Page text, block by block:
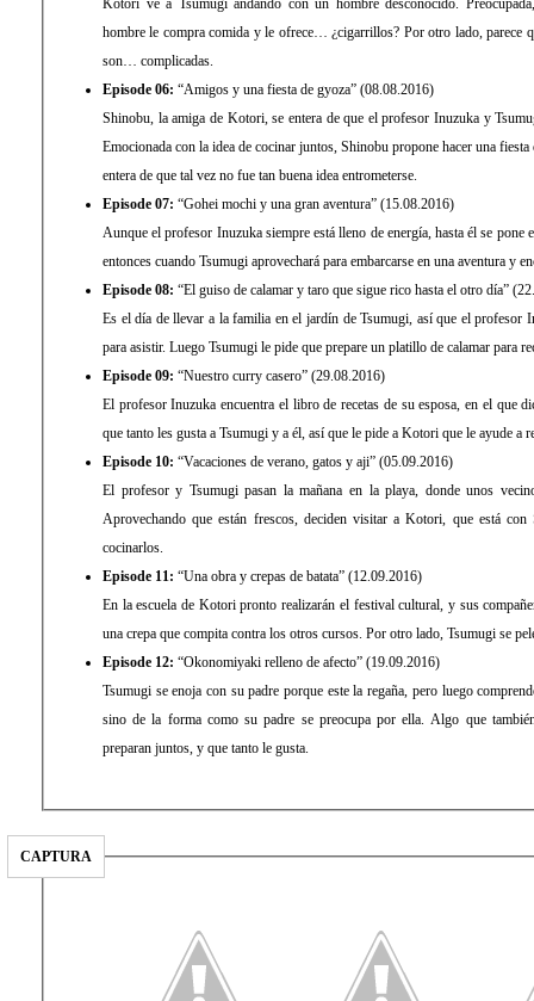
Kotori ve a Tsumugi andando con un hombre desconocido.
hombre le compra comida y le ofrece… ¿cigarrillos? Por otro lado, parece
son… complicadas.
Episode 06: “Amigos y una fiesta de gyoza” (08.08.2016)
Shinobu, la amiga de Kotori, se entera de que el profesor Inuzuka y
Emocionada con la idea de cocinar juntos, Shinobu propone hacer una
entera de que tal vez no fue tan buena idea entrometerse.
Episode 07: “Gohei mochi y una gran aventura” (15.08.2016)
Aunque el profesor Inuzuka siempre está lleno de energía, hasta él se pone
entonces cuando Tsumugi aprovechará para embarcarse en una aventura y
Episode 08: “El guiso de calamar y taro que sigue rico hasta el otro día”
Es el día de llevar a la familia en el jardín de Tsumugi, así que el profesor
para asistir. Luego Tsumugi le pide que prepare un platillo de calamar para
Episode 09: “Nuestro curry casero” (29.08.2016)
El profesor Inuzuka encuentra el libro de recetas de su esposa, en el que
que tanto les gusta a Tsumugi y a él, así que le pide a Kotori que le ayude a
Episode 10: “Vacaciones de verano, gatos y aji” (05.09.2016)
El profesor y Tsumugi pasan la mañana en la playa, donde unos
Aprovechando que están frescos, deciden visitar a Kotori, que está
cocinarlos.
Episode 11: “Una obra y crepas de batata” (12.09.2016)
En la escuela de Kotori pronto realizarán el festival cultural, y sus
una crepa que compita contra los otros cursos. Por otro lado, Tsumugi se
Episode 12: “Okonomiyaki relleno de afecto” (19.09.2016)
Tsumugi se enoja con su padre porque este la regaña, pero luego
sino de la forma como su padre se preocupa por ella. Algo que
preparan juntos, y que tanto le gusta.
CAPTURA